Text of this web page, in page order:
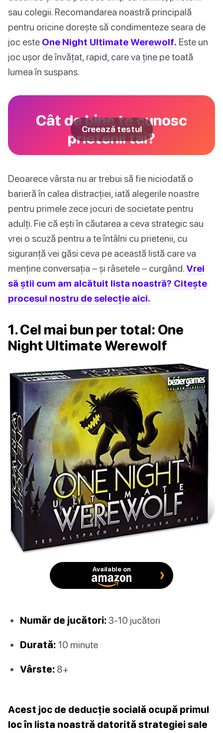
sau colegii. Recomandarea noastră principală
pentru oricine dorește să condimenteze seara de
joc este One Night Ultimate Werewolf. Este un
joc ușor de învățat, rapid, care va ține pe toată
lumea în suspans.
Cât de bine te cunosc
prietenii tăi?
Creează testul
Deoarece vârsta nu ar trebui să fie niciodată o
barieră în calea distracției, iată alegerile noastre
pentru primele zece jocuri de societate pentru
adulți. Fie că ești în căutarea a ceva strategic sau
vrei o scuză pentru a te întâlni cu prietenii, cu
siguranță vei găsi ceva pe această listă care va
menține conversația – și râsetele – curgând. Vrei
să știi cum am alcătuit lista noastră? Citește
procesul nostru de selecție aici.
1. Cel mai bun per total: One
Night Ultimate Werewolf
Available on
Număr de jucători: 3-10 jucători
Durată: 10 minute
Vârste: 8+
Acest joc de deducție socială ocupă primul
loc în lista noastră datorită strategiei sale